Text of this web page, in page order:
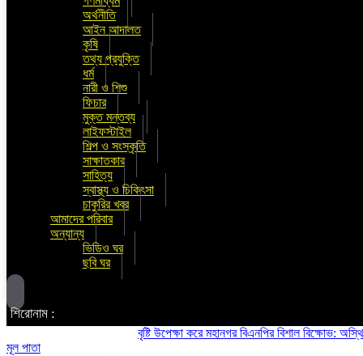
অর্থনীতি
আইন আদালত
কৃষি
তথ্য প্রযুক্তি
ধর্ম
নারী ও শিশু
ফিচার
মুক্ত মন্তব্য
লাইফস্টাইল
শিল্প ও সংস্কৃতি
সাক্ষাতকার
সাহিত্য
স্বাস্থ্য ও চিকিৎসা
চাকুরির খবর
আমাদের পরিবার
অন্যান্য
ভিডিও ঘর
ছবি ঘর
শিরোনাম :
বৃষ্টি উপেক্ষা করে মহানগর বিএনপির বিশাল বিক্ষোভ:
মূল পাতা